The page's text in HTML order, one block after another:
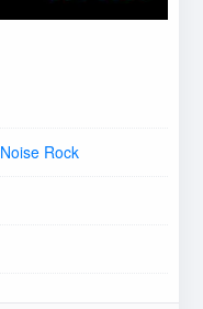
Noise Rock